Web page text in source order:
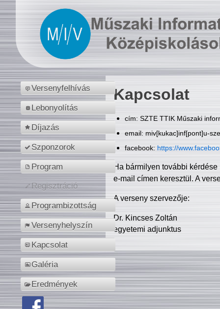
Versenyfelhívás
Lebonyolítás
Díjazás
Szponzorok
Program
Regisztráció
Programbizottság
Versenyhelyszín
Kapcsolat
Galéria
Eredmények
Kapcsolat
cím: SZTE TTIK Műszaki
email: miv[kukac]inf[pont]u-
facebook: https://
Ha bármilyen további
e-mail címen keresztül. A
A verseny szervezője:
Dr. Kincses Zoltán
egyetemi adjunktus